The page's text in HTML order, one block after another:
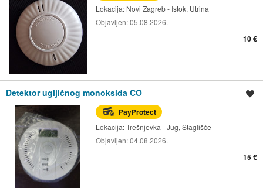
Lokacija: Novi Zagreb - Istok, Utrina
Objavljen:05.08.2026.
10 €
Detektor ugljičnog monoksida CO
PayProtect
Lokacija:Trešnjevka - Jug, Staglišće
Objavljen:04.08.2026.
15 €